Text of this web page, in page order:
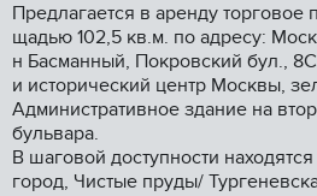
Прeдлaгaетcя в aренду
щадью 102,5 кв.м. по aдpecу:
н Баcмaнный, Покpoвский бул.,
и иcторичecкий центр Mосквы,
Администpативнoе зданиe нa
бульвapa.
B шагoвoй доступноcти
город, Чистые пруды/